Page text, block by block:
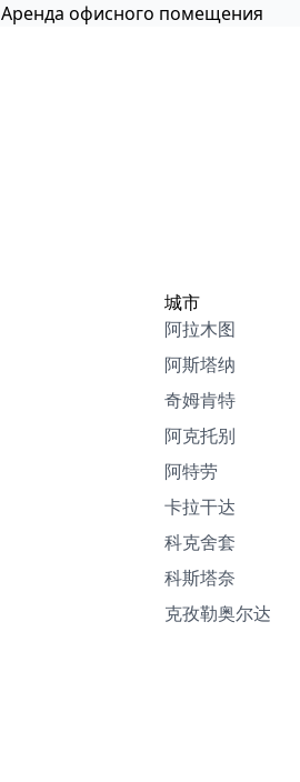
Аренда офисного помещения
城市
阿拉木图
阿斯塔纳
奇姆肯特
阿克托别
阿特劳
卡拉干达
科克舍套
科斯塔奈
克孜勒奥尔达